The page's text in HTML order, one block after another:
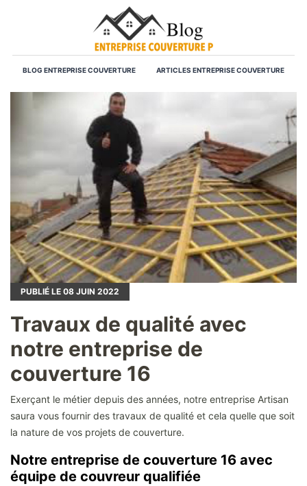
BLOG ENTREPRISE COUVERTURE ARTICLES ENTREPRISE COUVERTURE
PUBLIÉ LE 08 JUIN 2022
Travaux de qualité avec
notre entreprise de
couverture 16
Exerçant le métier depuis des années, notre entreprise Artisan
saura vous fournir des travaux de qualité et cela quelle que soit
la nature de vos projets de couverture.
Notre entreprise de couverture 16 avec
équipe de couvreur qualifiée